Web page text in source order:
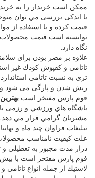
ممكن است خريدار را به
با اندكی بررسی مي توان
قيمت كرده و با استفاده از
توانسته است قيمت محصولات
نگاه دارد.
علاوه بر مضر بودن برای
تاتامی و كفپوش كودك غير
ريش شدن و پارگی می شود و
فوم پارس مفتخر است
باشگاه هاي ورزشي و رزمی با
مشتريان گرامي قرار مي
تبليغات فراوان چند ماه و
علت کیفیت نامناسب
دراز مدت مجبور به تعطيلي
لاستيك از جمله انواع